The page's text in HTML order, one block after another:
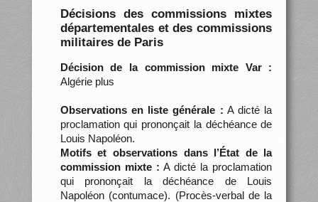
Décisions des commissions mixtes
départementales et des commissions
militaires de Paris
Décision de la commission mixte Var :
Algérie plus
Observations en liste générale : A dicté la
proclamation qui prononçait la déchéance de
Louis Napoléon.
Motifs et observations dans l’État de la
commission mixte : A dicté la proclamation
qui prononçait la déchéance de Louis
Napoléon (contumace). (Procès-verbal de la